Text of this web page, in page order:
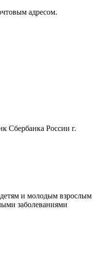
адресом.
Сбербанка России г.
и молодым взрослым
заболеваниями